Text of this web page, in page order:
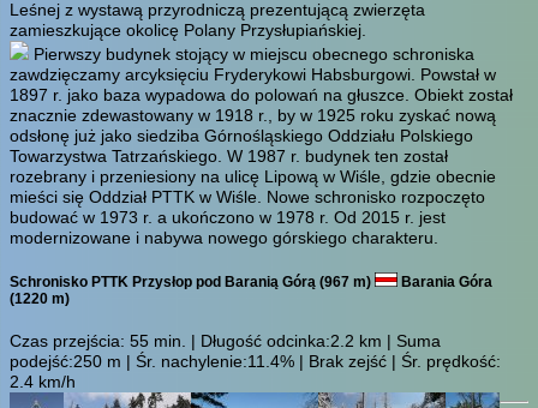
Leśnej z wystawą przyrodniczą prezentującą zwierzęta
zamieszkujące okolicę Polany Przysłupiańskiej.
Pierwszy budynek stojący w miejscu obecnego schroniska
zawdzięczamy arcyksięciu Fryderykowi Habsburgowi. Powstał w
1897 r. jako baza wypadowa do polowań na głuszce. Obiekt został
znacznie zdewastowany w 1918 r., by w 1925 roku zyskać nową
odsłonę już jako siedziba Górnośląskiego Oddziału Polskiego
Towarzystwa Tatrzańskiego. W 1987 r. budynek ten został
rozebrany i przeniesiony na ulicę Lipową w Wiśle, gdzie obecnie
mieści się Oddział PTTK w Wiśle. Nowe schronisko rozpoczęto
budować w 1973 r. a ukończono w 1978 r. Od 2015 r. jest
modernizowane i nabywa nowego górskiego charakteru.
Schronisko PTTK Przysłop pod Baranią Górą (967 m)
Barania Góra
(1220 m)
Czas przejścia: 55 min.
| Długość odcinka:2.2 km | Suma
podejść:250 m | Śr. nachylenie:11.4% | Brak zejść | Śr. prędkość:
2.4 km/h